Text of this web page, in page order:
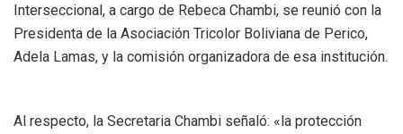
Interseccional, a cargo de Rebeca Chambi, se reunió con la
Presidenta de la Asociación Tricolor Boliviana de Perico,
Adela Lamas, y la comisión organizadora de esa institución.
Al respecto, la Secretaria Chambi señaló: «la protección